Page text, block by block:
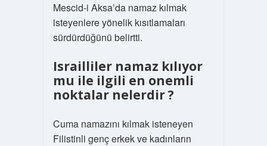
Mescid-i Aksa’da namaz kılmak
isteyenlere yönelik kısıtlamaları
sürdürdüğünü belirtti.
Israilliler namaz kılıyor
mu ile ilgili en onemli
noktalar nelerdir ?
Cuma namazını kılmak isteneyen
Filistinli genç erkek ve kadınların